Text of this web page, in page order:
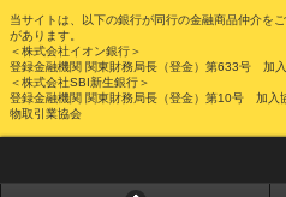
当サイトは、以下の銀行が同行の金融商品仲介を
があります。
＜株式会社イオン銀行＞
登録金融機関 関東財務局長（登金）第633号 加
＜株式会社SBI新生銀行＞
登録金融機関 関東財務局長（登金）第10号 加入
物取引業協会